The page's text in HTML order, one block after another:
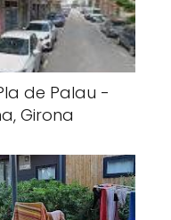
de Palau -
Girona